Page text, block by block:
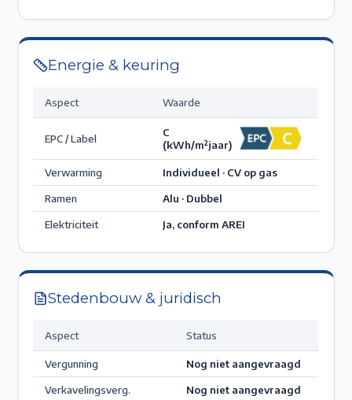
Energie & keuring
Aspect Waarde
EPC / Label
C
(kWh/m²jaar)
Verwarming
Individueel · CV op gas
Ramen
Alu · Dubbel
Elektriciteit
Ja, conform AREI
Stedenbouw & juridisch
Aspect Status
Vergunning
Nog niet aangevraagd
Verkavelingsverg.
Nog niet aangevraagd